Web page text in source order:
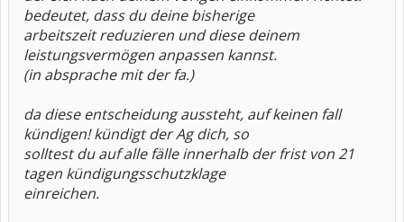
bedeutet, dass du deine bisherige
arbeitszeit reduzieren und diese deinem
leistungsvermögen anpassen kannst.
(in absprache mit der fa.)
da diese entscheidung aussteht, auf keinen fall
kündigen! kündigt der Ag dich, so
solltest du auf alle fälle innerhalb der frist von 21
tagen kündigungsschutzklage
einreichen.